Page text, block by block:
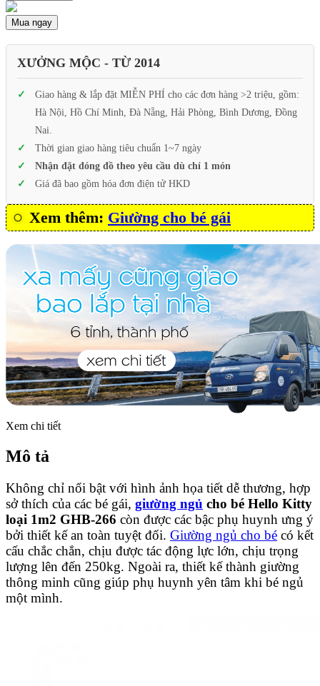
Mua ngay
XƯỞNG MỘC - TỪ 2014
Giao hàng & lắp đặt MIỄN PHÍ cho các đơn hàng >2 triệu, gồm:
Hà Nội, Hồ Chí Minh, Đà Nẵng, Hải Phòng, Bình Dương, Đồng
Nai.
Thời gian giao hàng tiêu chuẩn 1~7 ngày
Nhận đặt đóng đồ theo yêu cầu dù chỉ 1 món
Giá đã bao gồm hóa đơn điện tử HKD
Xem thêm: Giường cho bé gái
Xem chi tiết
Mô tả
Không chỉ nổi bật với hình ảnh họa tiết dễ thương, hợp
sở thích của các bé gái, giường ngủ cho bé Hello Kitty
loại 1m2 GHB-266 còn được các bậc phụ huynh ưng ý
bởi thiết kế an toàn tuyệt đối. Giường ngủ cho bé có kết
cấu chắc chắn, chịu được tác động lực lớn, chịu trọng
lượng lên đến 250kg. Ngoài ra, thiết kế thành giường
thông minh cũng giúp phụ huynh yên tâm khi bé ngủ
một mình.